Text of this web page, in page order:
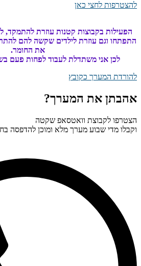
להצטרפות לחצי כאן
הפעילות בקבוצות קטנות עוזרת להתמקד,
התפתחו וגם עוזרת לילדים שקשה להם
את החומר.
לכן אני משתדלת לעבוד לפחות פעם
להורדת המערך כקובץ
אהבתן את המערך?
הצטרפו לקבוצת וואטסאפ שקטה
וקבלו מדי שבוע מערך מלא ומוכן להדפסה